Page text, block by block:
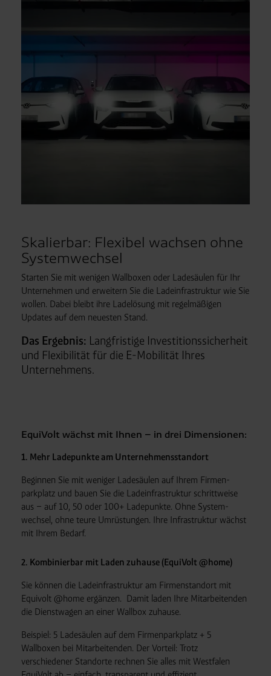
Skalierbar: Flexibel wachsen ohne
Systemwechsel
Starten Sie mit wenigen Wallboxen oder Ladesäulen für Ihr
Unternehmen und erweitern Sie die Lade­infra­struktur wie Sie
wollen. Dabei bleibt ihre Lade­lösung mit regelmäßigen
Updates auf dem neuesten Stand.
Das Ergebnis: Langfristige Investitions­sicherheit
und Flexibilität für die E-Mobilität Ihres
Unternehmens.
EquiVolt wächst mit Ihnen – in drei Dimensionen:
1. Mehr Ladepunkte am Unternehmensstandort
Beginnen Sie mit weniger Lade­säulen auf Ihrem Firmen­
parkplatz und bauen Sie die Lade­infra­struktur schritt­weise
aus – auf 10, 50 oder 100+ Lade­punkte. Ohne System­
wechsel, ohne teure Umrüstungen. Ihre Infra­struktur wächst
mit Ihrem Bedarf.
2. Kombinierbar mit Laden zuhause (EquiVolt @home)
Sie können die Lade­infra­struktur am Firmen­standort mit
Equivolt @home ergänzen. Damit laden Ihre Mitarbeitenden
die Dienstwagen an einer Wallbox zuhause.
Beispiel: 5 Lade­säulen auf dem Firmen­parkplatz + 5
Wallboxen bei Mitarbeitenden. Der Vorteil: Trotz
verschiedener Standorte rechnen Sie alles mit Westfalen